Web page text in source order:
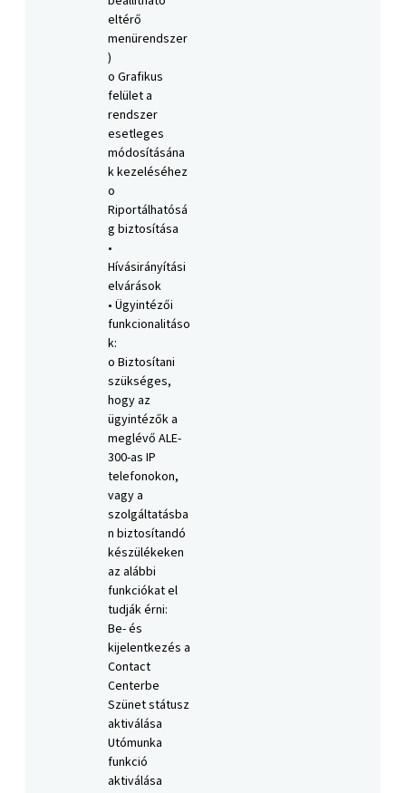
eltérő
menürendszer
)
o Grafikus
felület a
rendszer
esetleges
módosításána
k kezeléséhez
o
Riportálhatósá
g biztosítása
•
Hívásirányítási
elvárások
• Ügyintézői
funkcionalitáso
k:
o Biztosítani
szükséges,
hogy az
ügyintézők a
meglévő ALE-
300-as IP
telefonokon,
vagy a
szolgáltatásba
n biztosítandó
készülékeken
az alábbi
funkciókat el
tudják érni:
Be- és
kijelentkezés a
Contact
Centerbe
Szünet státusz
aktiválása
Utómunka
funkció
aktiválása